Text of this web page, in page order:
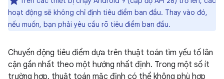
hoạt động sẽ không chỉ định tiêu điểm ban đầu. Thay vào đó,
nếu muốn, bạn phải yêu cầu rõ tiêu điểm ban đầu.
Chuyển động tiêu điểm dựa trên thuật toán tìm yếu tố lân
cận gần nhất theo một hướng nhất định. Trong một số ít
trường hợp, thuật toán mặc định có thể không phù hợp